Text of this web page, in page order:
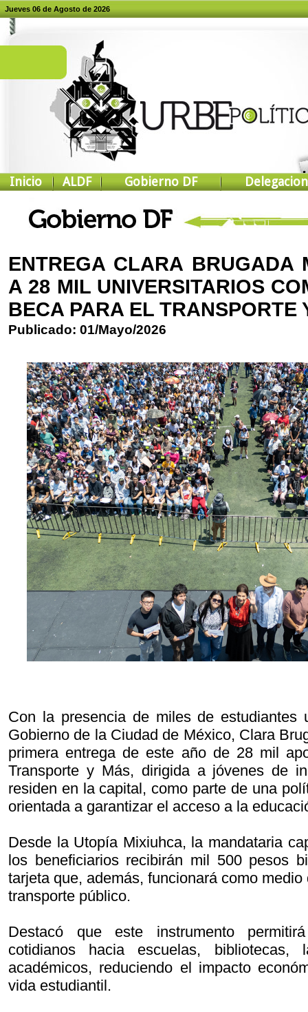
Jueves 06 de Agosto de 2026
Inicio ALDF Gobierno DF
ENTREGA CLARA BRUGADA
A 28 MIL UNIVERSITARIOS
BECA PARA EL TRANSPORTE
Publicado: 01/Mayo/2026
Con la presencia de miles de estudiantes
Gobierno de la Ciudad de México, Clara
primera entrega de este año de 28 mil
Transporte y Más, dirigida a jóvenes de
residen en la capital, como parte de una
orientada a garantizar el acceso a la
Desde la Utopía Mixiuhca, la mandataria
los beneficiarios recibirán mil 500 pesos
tarjeta que, además, funcionará como
transporte público.
Destacó que este instrumento
cotidianos hacia escuelas, bibliotecas,
académicos, reduciendo el impacto
vida estudiantil.